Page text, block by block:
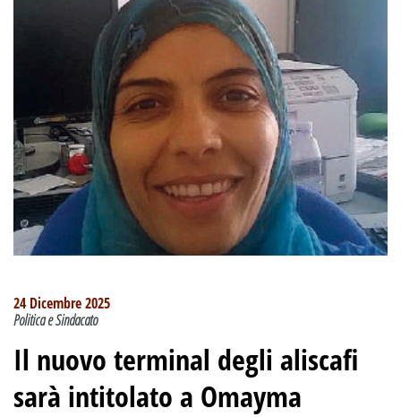
24 Dicembre 2025
Politica e Sindacato
Il nuovo terminal degli aliscafi
sarà intitolato a Omayma